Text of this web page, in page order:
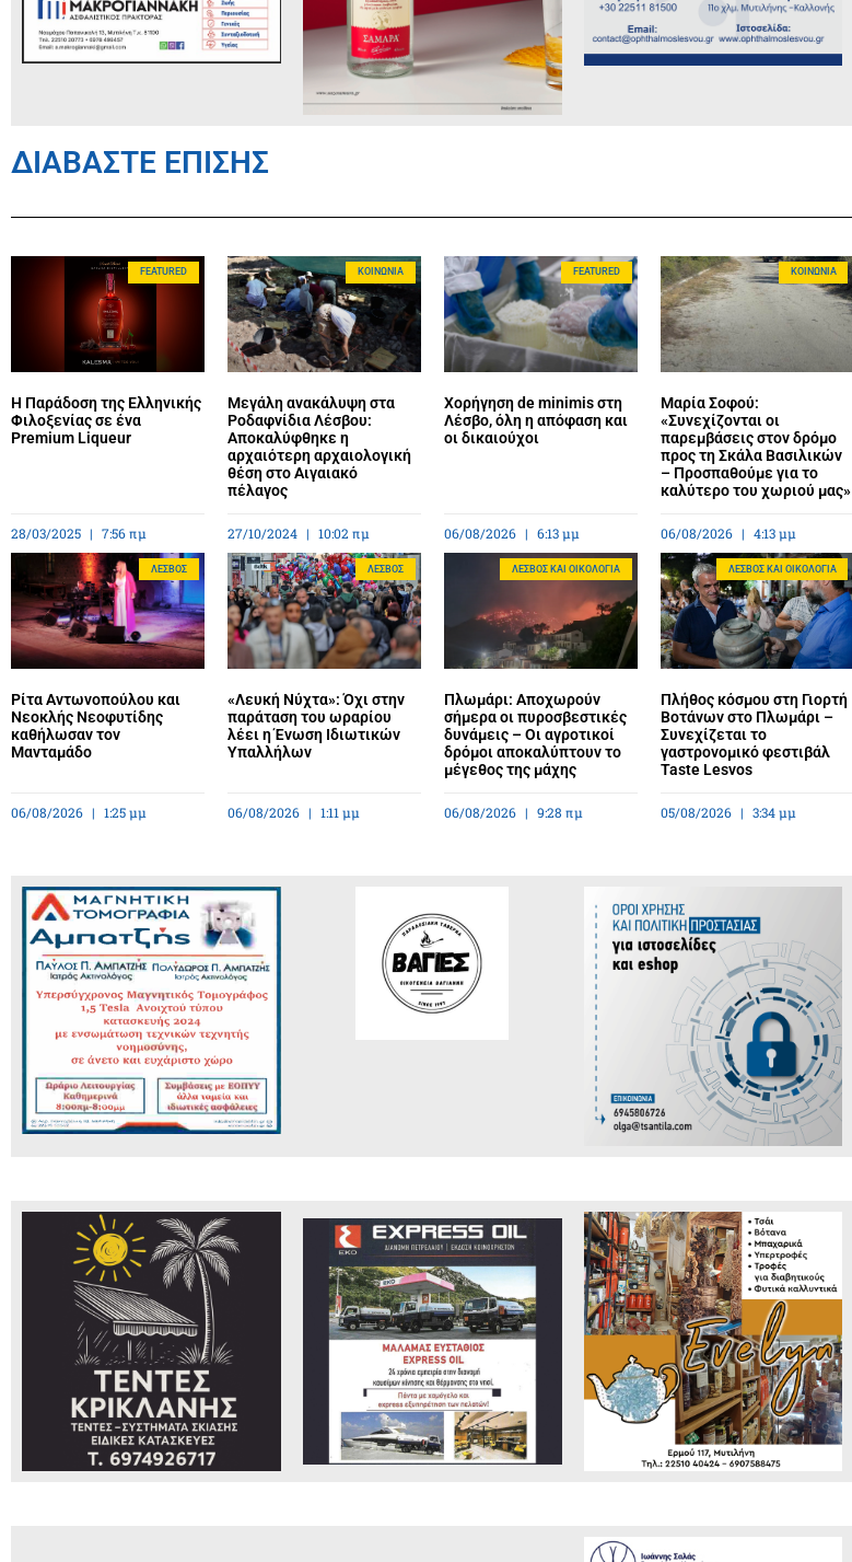
ΔΙΑΒΑΣΤΕ ΕΠΙΣΗΣ
FEATURED
Η Παράδοση της Ελληνικής
Φιλοξενίας σε ένα
Premium Liqueur
28/03/2025 7:56 πμ
ΚΟΙΝΩΝΊΑ
Μεγάλη ανακάλυψη στα
Ροδαφνίδια Λέσβου:
Αποκαλύφθηκε η
αρχαιότερη αρχαιολογική
θέση στο Αιγαιακό
πέλαγος
27/10/2024 10:02 πμ
FEATURED
Χορήγηση de minimis στη
Λέσβο, όλη η απόφαση και
οι δικαιούχοι
06/08/2026 6:13 μμ
ΚΟΙΝΩΝΊΑ
Μαρία Σοφού:
«Συνεχίζονται οι
παρεμβάσεις στον δρόμο
προς τη Σκάλα Βασιλικών
– Προσπαθούμε για το
καλύτερο του χωριού μας»
06/08/2026 4:13 μμ
ΛΈΣΒΟΣ
Ρίτα Αντωνοπούλου και
Νεοκλής Νεοφυτίδης
καθήλωσαν τον
Μανταμάδο
06/08/2026 1:25 μμ
ΛΈΣΒΟΣ
«Λευκή Νύχτα»: Όχι στην
παράταση του ωραρίου
λέει η Ένωση Ιδιωτικών
Υπαλλήλων
06/08/2026 1:11 μμ
ΛΈΣΒΟΣ ΚΑΙ ΟΙΚΟΛΟΓΊΑ
Πλωμάρι: Αποχωρούν
σήμερα οι πυροσβεστικές
δυνάμεις – Οι αγροτικοί
δρόμοι αποκαλύπτουν το
μέγεθος της μάχης
06/08/2026 9:28 πμ
ΛΈΣΒΟΣ ΚΑΙ ΟΙΚΟΛΟΓΊΑ
Πλήθος κόσμου στη Γιορτή
Βοτάνων στο Πλωμάρι –
Συνεχίζεται το
γαστρονομικό φεστιβάλ
Taste Lesvos
05/08/2026 3:34 μμ